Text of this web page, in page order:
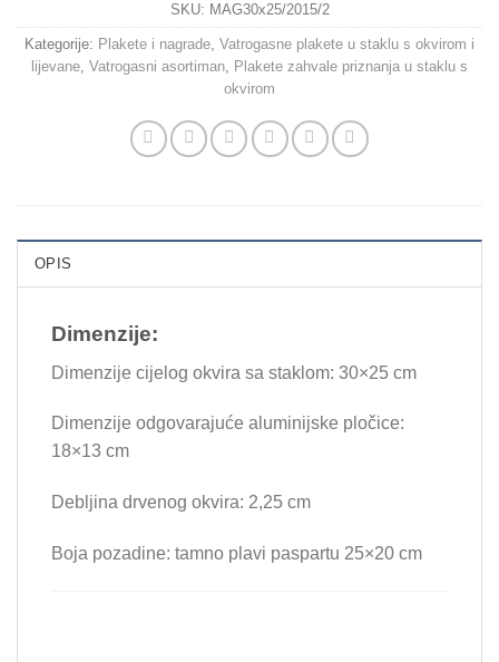
SKU: MAG30x25/2015/2
Kategorije: Plakete i nagrade, Vatrogasne plakete u staklu s okvirom i
lijevane, Vatrogasni asortiman, Plakete zahvale priznanja u staklu s
okvirom
OPIS
Dimenzije:
Dimenzije cijelog okvira sa staklom: 30×25 cm
Dimenzije odgovarajuće aluminijske pločice:
18×13 cm
Debljina drvenog okvira: 2,25 cm
Boja pozadine: tamno plavi paspartu 25×20 cm